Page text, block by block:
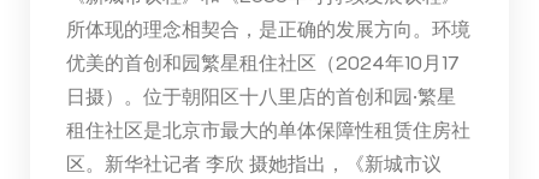
所体现的理念相契合，是正确的发展方向。环境
优美的首创和园繁星租住社区（2024年10月17
日摄）。位于朝阳区十八里店的首创和园·繁星
租住社区是北京市最大的单体保障性租赁住房社
区。新华社记者 李欣 摄她指出，《新城市议